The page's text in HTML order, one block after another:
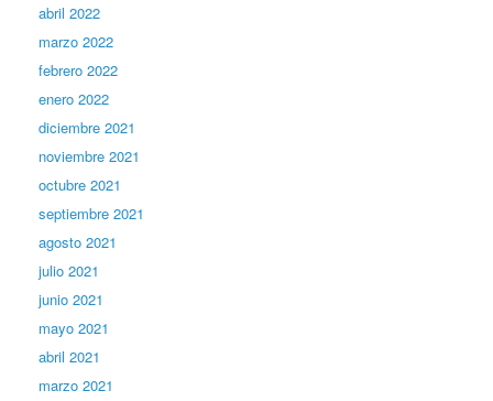
abril 2022
marzo 2022
febrero 2022
enero 2022
diciembre 2021
noviembre 2021
octubre 2021
septiembre 2021
agosto 2021
julio 2021
junio 2021
mayo 2021
abril 2021
marzo 2021